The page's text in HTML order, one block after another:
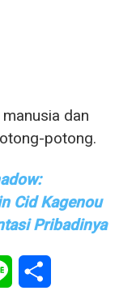
dan
potong.
Cid Kagenou
Pribadinya
Line